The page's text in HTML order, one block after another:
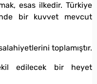
esas ilkedir. Türkiye
bir kuvvet mevcut
toplamıştır.
edilecek bir heyet